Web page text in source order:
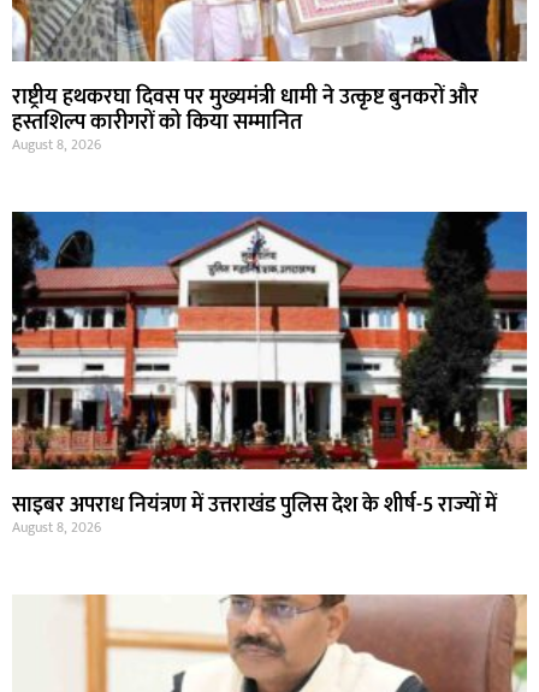
राष्ट्रीय हथकरघा दिवस पर मुख्यमंत्री धामी ने उत्कृष्ट बुनकरों और
हस्तशिल्प कारीगरों को किया सम्मानित
August 8, 2026
साइबर अपराध नियंत्रण में उत्तराखंड पुलिस देश के शीर्ष-5 राज्यों में
August 8, 2026